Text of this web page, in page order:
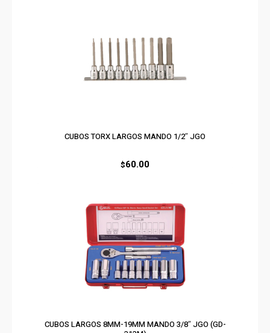
CUBOS TORX LARGOS MANDO 1/2″ JGO
$60.00
CUBOS LARGOS 8MM-19MM MANDO 3/8″ JGO (GD-